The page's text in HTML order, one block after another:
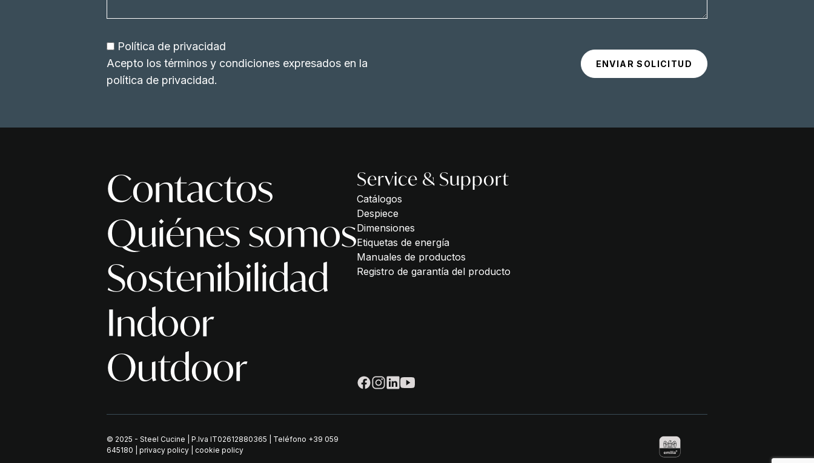
Política de privacidad
Acepto los términos y condiciones expresados en la
política de privacidad.
Contactos
Quiénes somos
Sostenibilidad
Indoor
Outdoor
Service & Support
Catálogos
Despiece
Dimensiones
Etiquetas de energía
Manuales de productos
Registro de garantía del producto
© 2025 - Steel Cucine | P.Iva IT02612880365 | Teléfono +39 059
645180
privacy policy cookie policy